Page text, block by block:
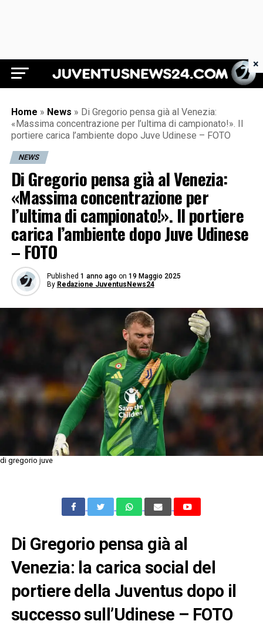
Juventus News 24
Home » News » Di Gregorio pensa già al Venezia:
«Massima concentrazione per l’ultima di campionato!». Il
portiere carica l’ambiente dopo Juve Udinese – FOTO
NEWS
Di Gregorio pensa già al Venezia:
«Massima concentrazione per
l’ultima di campionato!». Il portiere
carica l’ambiente dopo Juve Udinese
– FOTO
Published 1 anno ago on 19 Maggio 2025
By Redazione JuventusNews24
di gregorio juve
Di Gregorio pensa già al
Venezia: la carica social del
portiere della Juventus dopo il
successo sull’Udinese – FOTO
×